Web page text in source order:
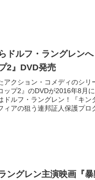
ドルフ・ラングレン
2』DVD発売
アクション・コメディのシリ
ップ2』のDVDが2016年8月
ドルフ・ラングレン！『キ
ィアの狙う連邦証人保護プロ
ングレン主演映画『